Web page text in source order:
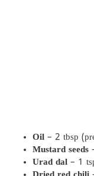
Oil – 2 tbsp
Mustard seeds
Urad dal – 1